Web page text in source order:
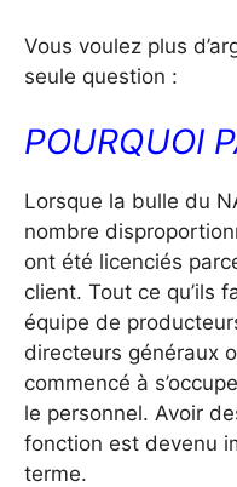
Vous voulez plus
seule question :
POURQUOI
Lorsque la bulle du
nombre
ont été licenciés
client. Tout ce qu’ils
équipe de
directeurs généraux
commencé à
le personnel. Avoir
fonction est devenu
terme.